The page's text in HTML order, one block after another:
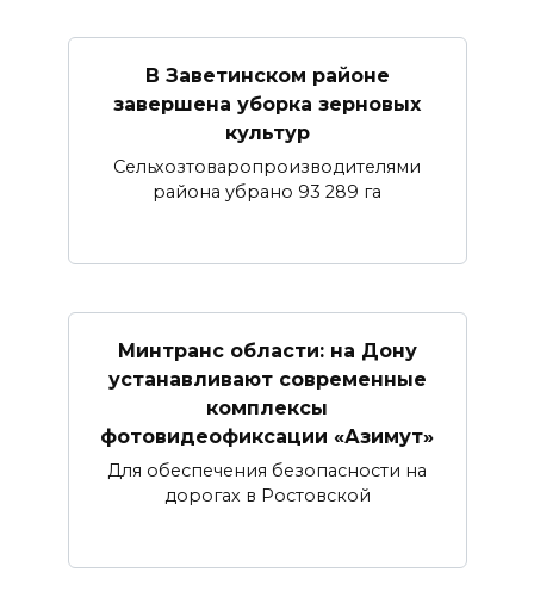
В Заветинском районе
завершена уборка зерновых
культур
Сельхозтоваропроизводителями
района убрано 93 289 га
Минтранс области: на Дону
устанавливают современные
комплексы
фотовидеофиксации «Азимут»
Для обеспечения безопасности на
дорогах в Ростовской